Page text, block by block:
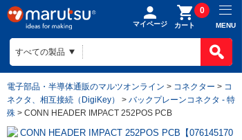
マイページ カート
0
MENU
電子部品・半導体通販のマルツオンライン > コネクター > コ
ネクタ、相互接続（DigiKey）
> バックプレーンコネクタ - 特
殊 > CONN HEADER IMPACT 252POS PCB